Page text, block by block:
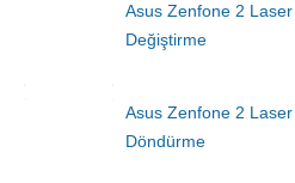
Asus Zenfone 2 Laser
Değiştirme
Asus Zenfone 2
Döndürme